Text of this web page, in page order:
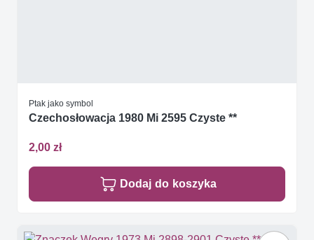
Ptak jako symbol
Czechosłowacja 1980 Mi 2595 Czyste **
2,00 zł
Dodaj do koszyka